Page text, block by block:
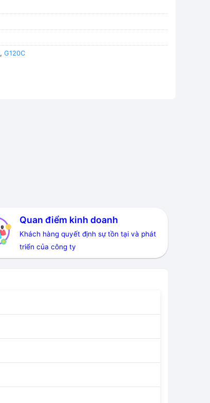
,G120C
Quan điểm kinh doanh
Khách hàng quyết định sự tồn tại và phát
triển của công ty